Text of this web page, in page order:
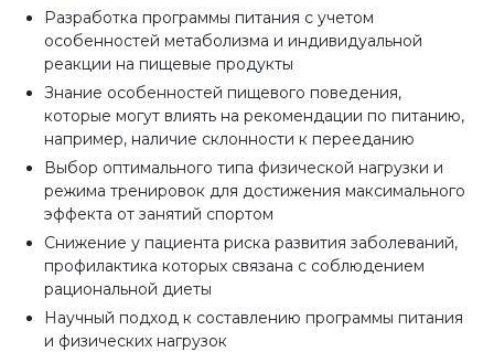
Разработка программы питания с учетом
особенностей метаболизма и индивидуальной
реакции на пищевые продукты
Знание особенностей пищевого поведения,
которые могут влиять на рекомендации по питанию,
например, наличие склонности к перееданию
Выбор оптимального типа физической нагрузки и
режима тренировок для достижения максимального
эффекта от занятий спортом
Снижение у пациента риска развития заболеваний,
профилактика которых связана с соблюдением
рациональной диеты
Научный подход к составлению программы питания
и физических нагрузок